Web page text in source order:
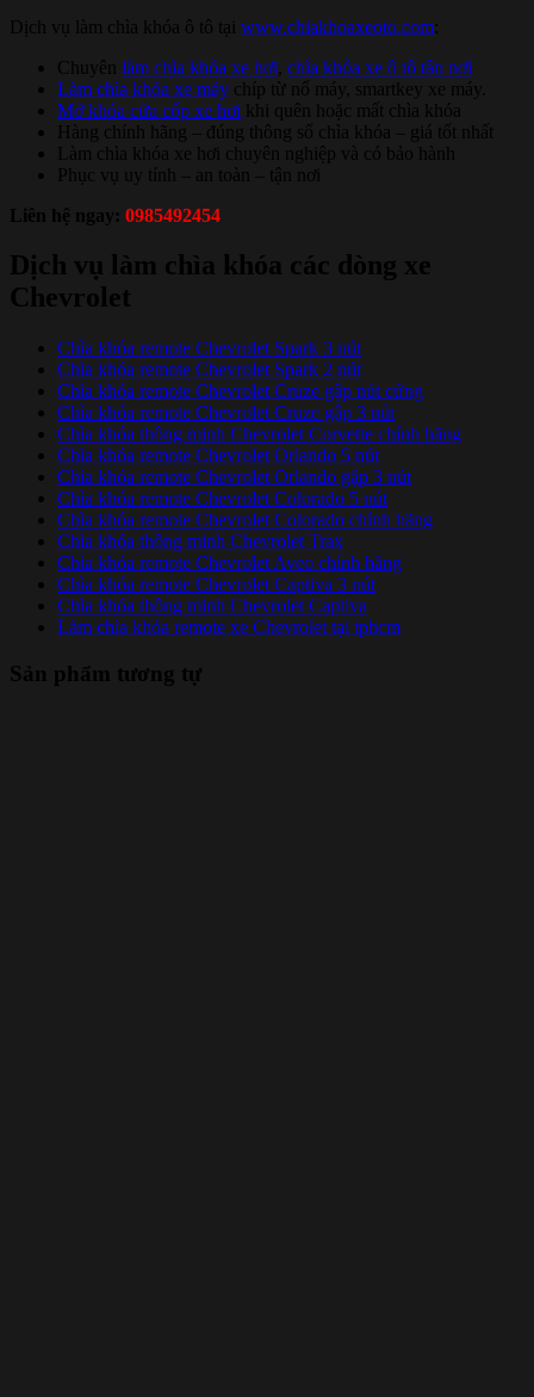
Dịch vụ làm chìa khóa ô tô tại www.chiakhoaxeoto.com
Chuyên làm chìa khóa xe hơi chìa khóa xe ô tô tận nơi
Làm chìa khóa xe máy chíp từ nổ máy, smartkey xe máy.
Mở khóa cửa cốp xe hơi khi quên hoặc mất chìa khóa
Hàng chính hãng – đúng thông số chìa khóa – giá tốt nhất
Làm chìa khóa xe hơi chuyên nghiệp và có bảo hành
Phục vụ uy tính – an toàn – tận nơi
Liên hệ ngay: 0985492454
Dịch vụ làm chìa khóa các dòng xe
Chevrolet
Chìa khóa remote Chevrolet Spark 3 nút
Chìa khóa remote Chevrolet Spark 2 nút
Chìa khóa remote Chevrolet Cruze gập nút cứng
Chìa khóa remote Chevrolet Cruze gập 3 nút
Chìa khóa thông minh Chevrolet Corvette chính hãng
Chìa khóa remote Chevrolet Orlando 5 nút
Chìa khóa remote Chevrolet Orlando gập 3 nút
Chìa khóa remote Chevrolet Colorado 5 nút
Chìa khóa remote Chevrolet Colorado chính hãng
Chìa khóa thông minh Chevrolet Trax
Chìa khóa remote Chevrolet Aveo chính hãng
Chìa khóa remote Chevrolet Captiva 3 nút
Chìa khóa thông minh Chevrolet Captiva
Làm chìa khóa remote xe Chevrolet tại tphcm
Sản phẩm tương tự